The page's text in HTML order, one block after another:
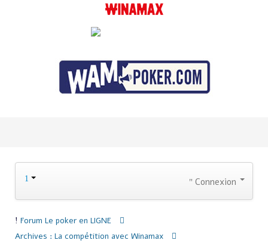
Connexion
Forum Le poker en LIGNE
Archives : La compétition avec Winamax